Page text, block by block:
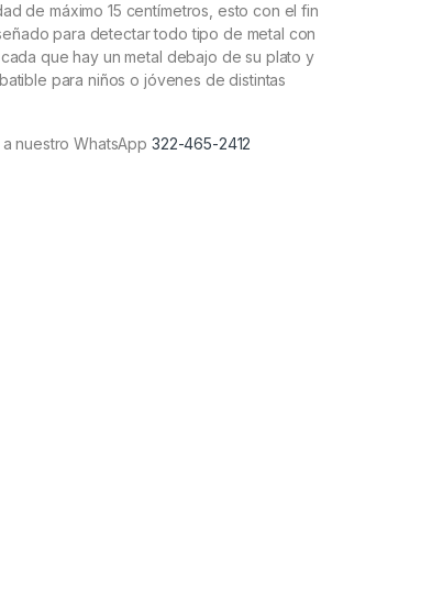
de máximo 15 centímetros, esto con el fin
para detectar todo tipo de metal con
que hay un metal debajo de su plato y
para niños o jóvenes de distintas
nuestro WhatsApp 322-465-2412